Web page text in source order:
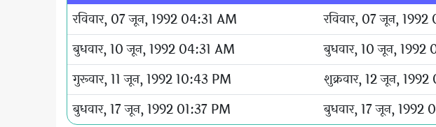
रविवार, 07 जून, 1992 04:31 AM
रविवार, 07 जून,
बुधवार, 10 जून, 1992 04:31 AM
बुधवार, 10 जून, 1992
गुरूवार, 11 जून, 1992 10:43 PM
शुक्रवार, 12 जून,
बुधवार, 17 जून, 1992 01:37 PM
बुधवार, 17 जून, 1992